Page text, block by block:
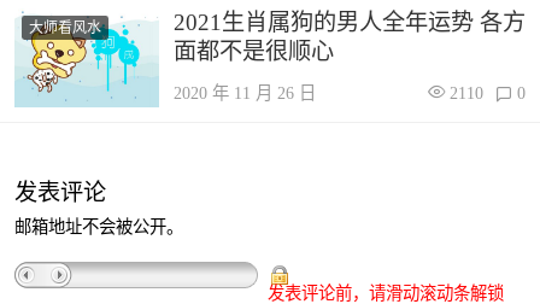
大师看风水
2021生肖属狗的男人全年运势 各方
面都不是很顺心
2020 年 11 月 26 日 2110 0
发表评论
邮箱地址不会被公开。
发表评论前，请滑动滚动条解锁